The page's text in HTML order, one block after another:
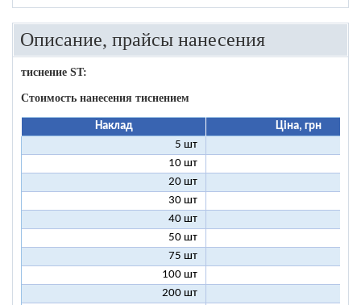
Описание, прайсы нанесения
тиснение ST:
Стоимость нанесения тиснением
Наклад
Ціна, грн
5 шт
10 шт
20 шт
30 шт
40 шт
50 шт
75 шт
100 шт
200 шт